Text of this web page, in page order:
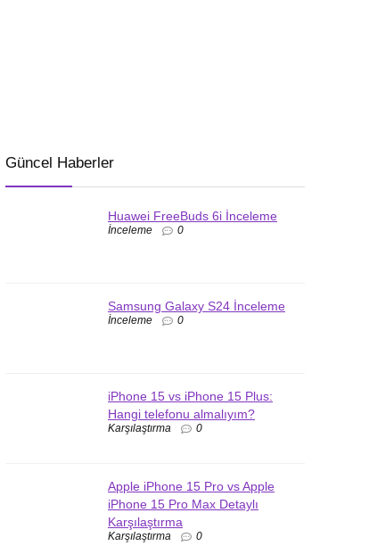
Güncel Haberler
Huawei FreeBuds 6i İnceleme
İnceleme 0
Samsung Galaxy S24 İnceleme
İnceleme 0
iPhone 15 vs iPhone 15 Plus:
Hangi telefonu almalıyım?
Karşılaştırma 0
Apple iPhone 15 Pro vs Apple
iPhone 15 Pro Max Detaylı
Karşılaştırma
Karşılaştırma 0